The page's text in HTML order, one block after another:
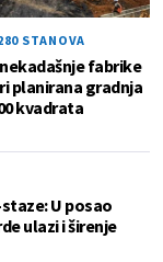
STANOVA
fabrike
planirana gradnja
kvadrata
U posao
ulazi i širenje